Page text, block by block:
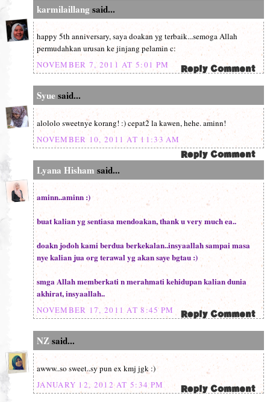
karmilaillang said...
happy 5th anniversary, saya doakan yg terbaik...semoga Allah
permudahkan urusan ke jinjang pelamin c:
NOVEMBER 7, 2011 AT 5:01 PM
Syue said...
alololo sweetnye korang! :) cepat2 la kawen, hehe. aminn!
NOVEMBER 10, 2011 AT 11:33 AM
Lyana Hisham said...
aminn..aminn :)
buat kalian yg sentiasa mendoakan, thank u very much ea..
doakn jodoh kami berdua berkekalan..insyaallah sampai masa
nye kalian jua org terawal yg akan saye bgtau :)
smga Allah memberkati n merahmati kehidupan kalian dunia
akhirat, insyaallah..
NOVEMBER 17, 2011 AT 8:45 PM
NZsaid...
awww..so sweet..sy pun ex kmj jgk :)
JANUARY 12, 2012 AT 5:34 PM